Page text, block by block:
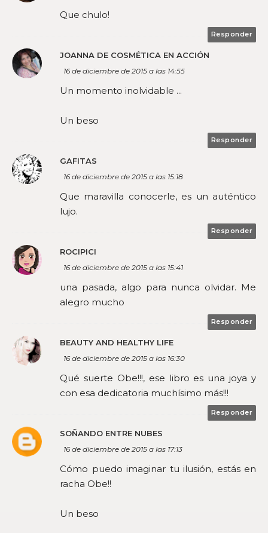
Que chulo!
Responder
JOANNA DE COSMÉTICA EN ACCIÓN
16 de diciembre de 2015 a las 14:55
Un momento inolvidable ...
Un beso
Responder
GAFITAS
16 de diciembre de 2015 a las 15:18
Que maravilla conocerle, es un auténtico
lujo.
Responder
ROCIPICI
16 de diciembre de 2015 a las 15:41
una pasada, algo para nunca olvidar. Me
alegro mucho
Responder
BEAUTY AND HEALTHY LIFE
16 de diciembre de 2015 a las 16:30
Qué suerte Obe!!!, ese libro es una joya y
con esa dedicatoria muchísimo más!!!
Responder
SOÑANDO ENTRE NUBES
16 de diciembre de 2015 a las 17:13
Cómo puedo imaginar tu ilusión, estás en
racha Obe!!
Un beso